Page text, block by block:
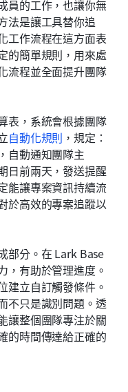
員的工作，也讓你無
法是讓工具替你追
工作流程在這方面表
的簡單規則，用來處
流程並全面提升團隊
表，系統會根據團隊
自動化規則 ，規定：
自動通知團隊主
日前兩天，發送提醒
能讓專案資訊持續流
於高效的專案追蹤以
部分。在 Lark Base
，有助於管理進度。
建立自訂觸發條件。
不只是識別問題。透
讓整個團隊專注於關
的時間傳達給正確的